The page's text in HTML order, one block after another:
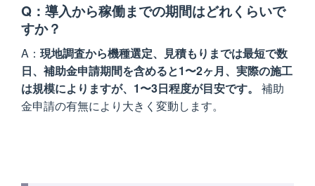
導入から稼働までの期間はどれくらいで
すか？
現地調査から機種選定、見積もりまでは最短で数
日、補助金申請期間を含めると1〜2ヶ月、実際の施工
は規模によりますが、1〜3日程度が目安です。
補助
金申請の有無により大きく変動します。